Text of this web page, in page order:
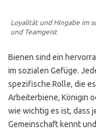
Loyalität und Hingabe im
und Teamgeist
Bienen sind ein
im sozialen Gefüge.
spezifische Rolle, die
Arbeiterbiene, Königin
wie wichtig es ist, dass
Gemeinschaft kennt